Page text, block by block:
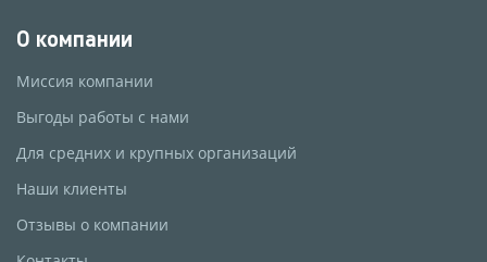
О компании
Миссия компании
Выгоды работы с нами
Для средних и крупных организаций
Наши клиенты
Отзывы о компании